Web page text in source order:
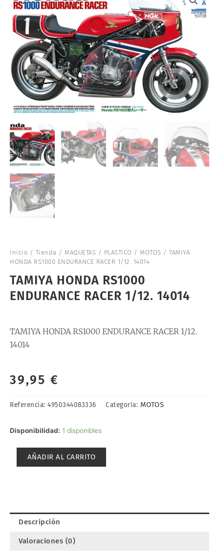
Inicio / Tienda / MAQUETAS / PLASTICO / MOTOS / TAMIYA
HONDA RS1000 ENDURANCE RACER 1/12. 14014
TAMIYA HONDA RS1000
ENDURANCE RACER 1/12. 14014
TAMIYA HONDA RS1000 ENDURANCE RACER 1/12.
14014
39,95 €
Referencia: 4950344083336 Categoría: MOTOS
Disponibilidad: 1 disponibles
TAMIYA
RS1000
AÑADIR AL CARRITO
Descripción
Valoraciones (0)